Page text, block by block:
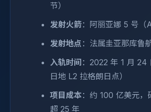
节）
发射火箭：阿丽亚娜 5 号（
发射地点 ：法属圭亚那库鲁
入轨时间 ：2022 年 1 月 24
日地 L2 拉格朗日点）
项目成本：约 100 亿美元，
超 25 年